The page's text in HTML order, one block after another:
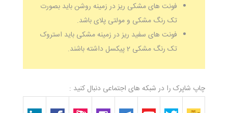
فونت های مشکی ریز در زمینه روشن باید بصورت
تک رنگ مشکی و مولتی پلای باشد.
فونت های سفید ریز در زمینه مشکی باید استروک
تک رنگ مشکی 2 پیکسل داشته باشند.
چاپ شاپرک را در شبکه های اجتماعی دنبال کنید :